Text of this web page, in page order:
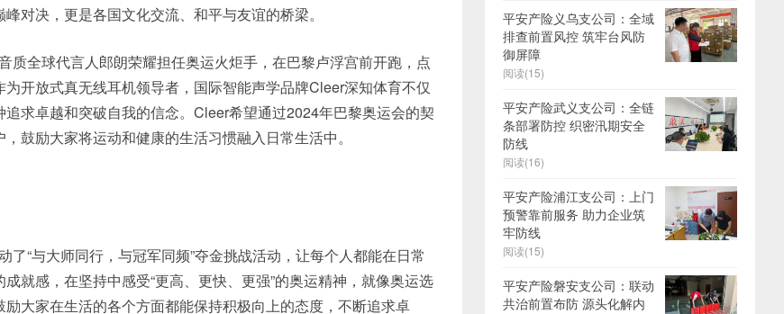
对决，更是各国文化交流、和平与友谊的桥梁。
质全球代言人郎朗荣耀担任奥运火炬手，在巴黎卢浮宫前开跑，点
开放式真无线耳机领导者，国际智能声学品牌Cleer深知体育不仅
求卓越和突破自我的信念。Cleer希望通过2024年巴黎奥运会的契
鼓励大家将运动和健康的生活习惯融入日常生活中。
了“与大师同行，与冠军同频”夺金挑战活动，让每个人都能在日常
就感，在坚持中感受“更高、更快、更强”的奥运精神，就像奥运选
大家在生活的各个方面都能保持积极向上的态度，不断追求卓
平安产险义乌支公司：全域
排查前置风控 筑牢台风防
御屏障
阅读(15)
平安产险武义支公司：全链
条部署防控 织密汛期安全
防线
阅读(16)
平安产险浦江支公司：上门
预警靠前服务 助力企业筑
牢防线
阅读(15)
平安产险磐安支公司：联动
共治前置布防 源头化解内